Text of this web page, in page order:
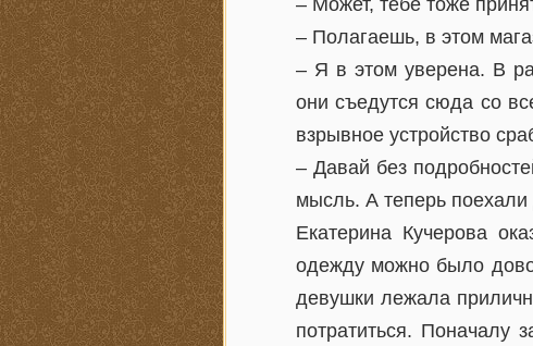
– Может, тебе тоже
– Полагаешь, в этом
– Я в этом уверена. В
они съедутся сюда со
взрывное устройство
– Давай без
мысль. А теперь
Екатерина Кучерова
одежду можно было
девушки лежала
потратиться. Поначалу